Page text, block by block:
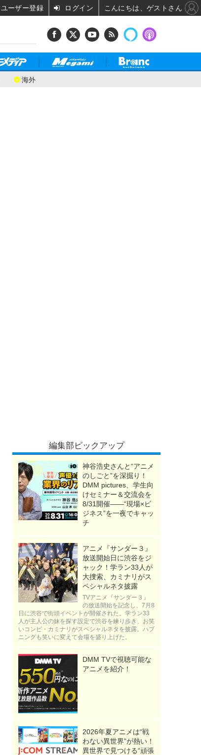
海外
編集部ピックアップ
神谷浩史さんと“アニメ
のしごと”を深掘り！
DMM pictures、学生向
けセミナー＆交流会を
8/31開催――“現場×ビ
ジネス”を一夜でキャッ
チ
アニメ『サンダー３』
放送開始日に渋谷をジ
ャック！学ラン33人が
大捜索、カミナリがス
ペシャルネタ披露
TVアニメ『サンダー３』
の放送開始を記念し、7月8
日に渋谷で街頭イベントが開催された。学ラン33
人が主人公の妹を探す設定で渋谷を練り歩き、お笑
いコンビ・カミナリがスペシャルネタを披露。ハプ
ニングも笑いに変えて会場を盛り上げた。
DMM TVで視聴可能な
アニメを紹介！
2026年夏アニメは“戦
わない異世界”が熱い！
異世界で見つける“頑張
ユーザー登録 ログイン こんにちは、ゲストさん